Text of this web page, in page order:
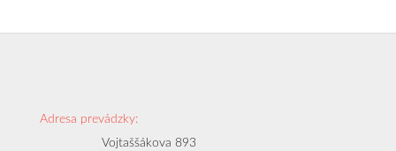
Adresa prevádzky:
Vojtaššákova 893